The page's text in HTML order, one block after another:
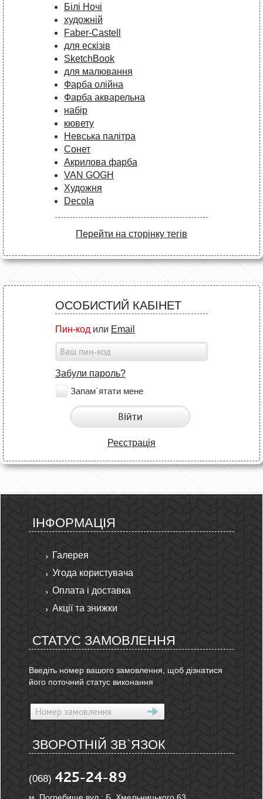
Білі Ночі
художній
Faber-Castell
для ескізів
SketchBook
для малювання
Фарба олійна
Фарба акварельна
набір
кювету
Невська палітра
Сонет
Акрилова фарба
VAN GOGH
Художня
Decola
Перейти на сторінку тегів
ОСОБИСТИЙ КАБІНЕТ
Пин-код или Email
Забули пароль?
Запам`ятати мене
Війти
Реєстрація
ІНФОРМАЦІЯ
Галерея
Угода користувача
Оплата і доставка
Акції та знижки
СТАТУС ЗАМОВЛЕННЯ
Введіть номер вашого замовлення, щоб дізнатися
його поточний статус виконання
ЗВОРОТНІЙ ЗВ`ЯЗОК
(068) 425-24-89